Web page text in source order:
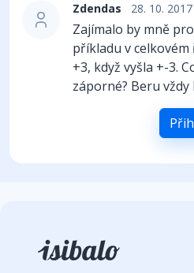
Zdendas 28. 10.
Zajímalo by mně
příkladu v
+3, když vyšla +-3.
záporné? Beru vždy